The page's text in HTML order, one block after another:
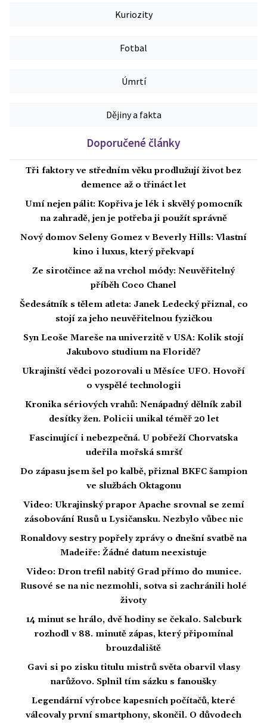
Kuriozity
Fotbal
Úmrtí
Dějiny a fakta
Doporučené články
Tři faktory ve středním věku prodlužují život bez
demence až o třináct let
Umí nejen pálit: Kopřiva je lék i skvělý pomocník
na zahradě, jen je potřeba ji použít správně
Nový domov Seleny Gomez v Beverly Hills: Vlastní
kino i luxus, který překvapí
Ze sirotčince až na vrchol módy: Neuvěřitelný
příběh Coco Chanel
Šedesátník s tělem atleta: Janek Ledecký přiznal, co
stojí za jeho neuvěřitelnou fyzičkou
Syn Leoše Mareše na univerzitě v USA: Kolik stojí
Jakubovo studium na Floridě?
Ukrajinští vědci pozorovali u Měsíce UFO. Hovoří
o vyspělé technologii
Kronika sériových vrahů: Nenápadný dělník zabil
desítky žen. Policii unikal téměř 20 let
Fascinující i nebezpečná. U pobřeží Chorvatska
udeřila mořská smršť
Do zápasu jsem šel po kalbě, přiznal BKFC šampion
ve službách Oktagonu
Video: Ukrajinský prapor Apache srovnal se zemí
zásobování Rusů u Lysičansku. Nezbylo vůbec nic
Ronaldovy sestry popřely zprávy o dnešní svatbě na
Madeiře: Žádné datum neexistuje
Video: Dron trefil nabitý Grad přímo do munice.
Rusové se na nic nezmohli, sotva si zachránili holé
životy
14 minut se hrálo, dvě hodiny se čekalo. Salcburk
rozhodl v 88. minutě zápas, který připomínal
brouzdaliště
Gavi si po zisku titulu mistrů světa obarvil vlasy
narůžovo. Splnil tím sázku s fanoušky
Legendární výrobce kapesních počítačů, které
válcovaly první smartphony, skončil. O důvodech